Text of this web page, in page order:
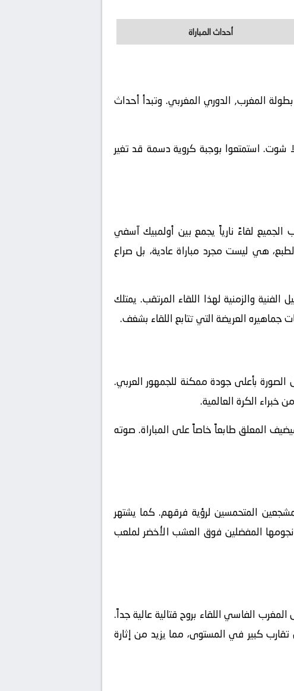
أحداث المباراة
إطار بطولة المغرب, الدوري المغربي. وتبدأ أحداث
شوت. استمتعوا بوجبة كروية دسمة قد تغير
لقاءً نارياً يجمع بين أولمبيك آسفي
هي ليست مجرد مباراة عادية، بل صراع
والزمنية لهذا اللقاء المرتقب. يمتلك
جماهيره العريضة التي تتابع اللقاء بشغف.
الصورة بأعلى جودة ممكنة للجمهور العربي.
خبراء الكرة العالمية.
المعلق طابعاً خاصاً على المباراة. صوته
المتحمسين لرؤية فرقهم. كما يشتهر
نجومها المفضلين فوق العشب الأخضر لملعب
المغرب الفاسياللقاء بروح قتالية عالية جداً.
كبير في المستوى، مما يزيد من إثارة